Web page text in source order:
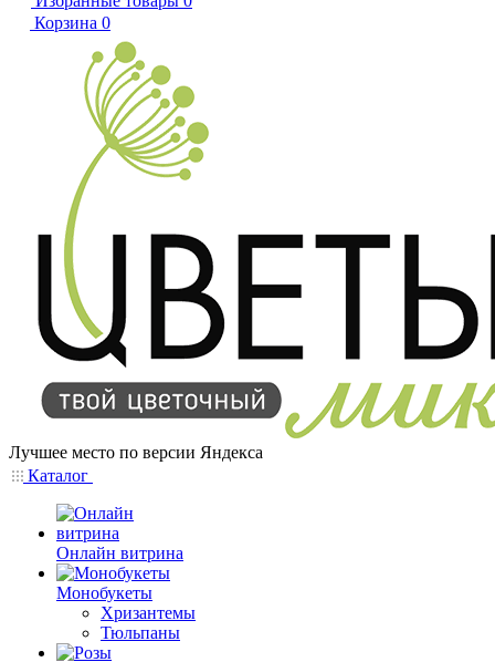
Корзина 0
Лучшее место по версии Яндекса
Каталог
Онлайн витрина
Монобукеты
Хризантемы
Тюльпаны